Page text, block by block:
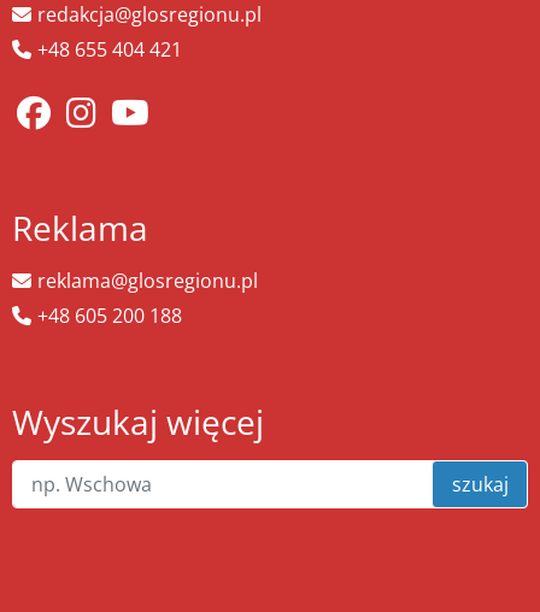
redakcja@glosregionu.pl
+48 655 404 421
Reklama
reklama@glosregionu.pl
+48 605 200 188
Wyszukaj więcej
szukaj